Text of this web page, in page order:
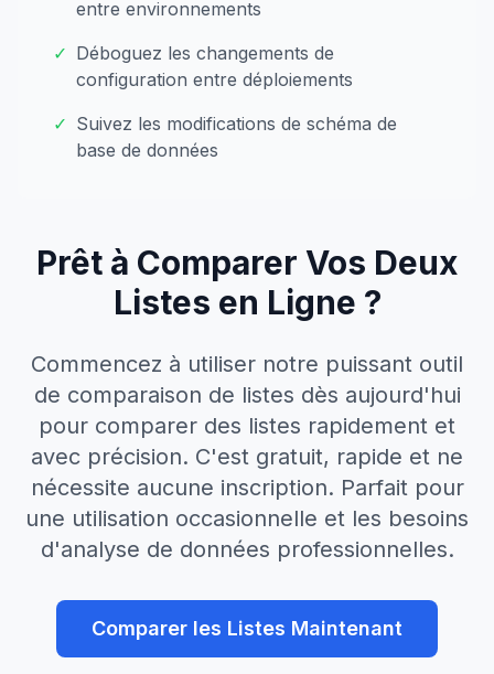
entre environnements
✓ Déboguez les changements de
configuration entre déploiements
✓ Suivez les modifications de schéma de
base de données
Prêt à Comparer Vos Deux
Listes en Ligne ?
Commencez à utiliser notre puissant outil
de comparaison de listes dès aujourd'hui
pour comparer des listes rapidement et
avec précision. C'est gratuit, rapide et ne
nécessite aucune inscription. Parfait pour
une utilisation occasionnelle et les besoins
d'analyse de données professionnelles.
Comparer les Listes Maintenant